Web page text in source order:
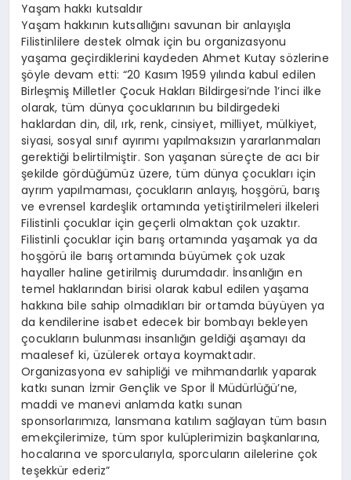
Yaşam hakkı kutsaldır
Yaşam hakkının kutsallığını savunan bir anlayışla
Filistinlilere destek olmak için bu organizasyonu
yaşama geçirdiklerini kaydeden Ahmet Kutay sözlerine
şöyle devam etti: “20 Kasım 1959 yılında kabul edilen
Birleşmiş Milletler Çocuk Hakları Bildirgesi’nde 1’inci ilke
olarak, tüm dünya çocuklarının bu bildirgedeki
haklardan din, dil, ırk, renk, cinsiyet, milliyet, mülkiyet,
siyasi, sosyal sınıf ayırımı yapılmaksızın yararlanmaları
gerektiği belirtilmiştir. Son yaşanan süreçte de acı bir
şekilde gördüğümüz üzere, tüm dünya çocukları için
ayrım yapılmaması, çocukların anlayış, hoşgörü, barış
ve evrensel kardeşlik ortamında yetiştirilmeleri ilkeleri
Filistinli çocuklar için geçerli olmaktan çok uzaktır.
Filistinli çocuklar için barış ortamında yaşamak ya da
hoşgörü ile barış ortamında büyümek çok uzak
hayaller haline getirilmiş durumdadır. İnsanlığın en
temel haklarından birisi olarak kabul edilen yaşama
hakkına bile sahip olmadıkları bir ortamda büyüyen ya
da kendilerine isabet edecek bir bombayı bekleyen
çocukların bulunması insanlığın geldiği aşamayı da
maalesef ki, üzülerek ortaya koymaktadır.
Organizasyona ev sahipliği ve mihmandarlık yaparak
katkı sunan İzmir Gençlik ve Spor İl Müdürlüğü’ne,
maddi ve manevi anlamda katkı sunan
sponsorlarımıza, lansmana katılım sağlayan tüm basın
emekçilerimize, tüm spor kulüplerimizin başkanlarına,
hocalarına ve sporcularıyla, sporcuların ailelerine çok
teşekkür ederiz”